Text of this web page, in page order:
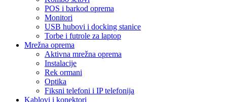
POS i barkod oprema
Monitori
USB hubovi i docking stanice
Torbe i futrole za laptop
Mrežna oprema
Aktivna mrežna oprema
Instalacije
Rek ormani
Optika
Fiksni telefoni i IP telefonija
Kablovi i konektori